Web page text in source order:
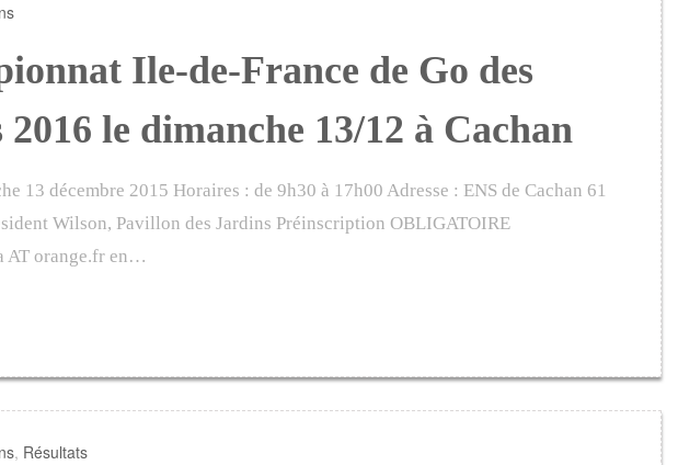
Ile-de-France de Go des
2016 le dimanche 13/12 à Cachan
13 décembre 2015 Horaires : de 9h30 à 17h00 Adresse : ENS de Cachan 61
Wilson, Pavillon des Jardins Préinscription OBLIGATOIRE
AT orange.fr en…
, Résultats